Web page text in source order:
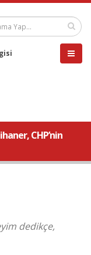
CHP’nin
dedikçe,